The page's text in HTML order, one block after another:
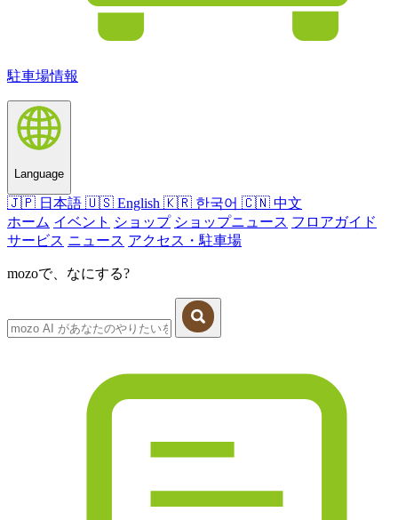
駐車場情報
Language
🇯🇵 日本語 🇺🇸 English 🇰🇷 한국어 🇨🇳 中文
ホーム イベント ショップ ショップニュース フロアガイド
サービス ニュース アクセス・駐車場
mozoで、なにする?